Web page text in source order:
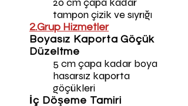
tampon çizik ve sıyrığı
2.Grup Hizmetler
Boyasız Kaporta Göçük
Düzeltme
5 cm çapa kadar boya
hasarsız kaporta
göçükleri
İç Döşeme Tamiri